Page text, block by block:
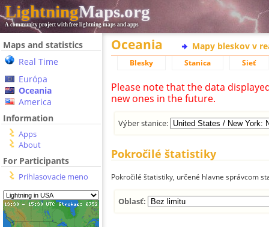
LightningMaps.org
A community project with free lightning maps and apps
Maps and statistics
Real Time
Európa
Oceania
America
Information
Apps
About
For Participants
Prihlasovacie meno
Oceania Mapy bleskov v
Blesky Stanica Sieť
Please note that the data
new ones in the future.
Výber stanice:
Pokročilé štatistiky
Pokročilé štatistiky, určené hlavne správcom
Oblasť: